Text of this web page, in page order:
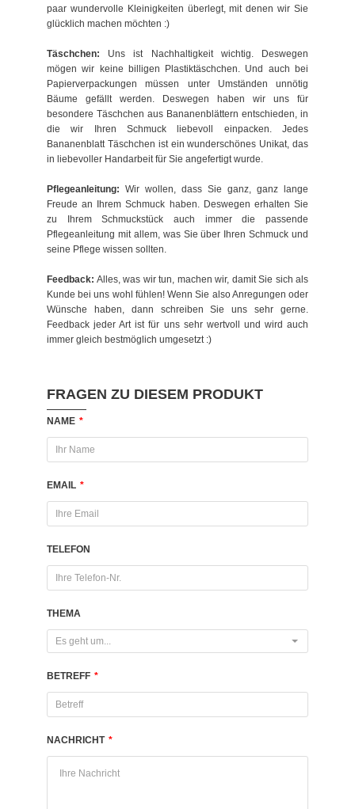
FRAGEN ZU DIESEM PRODUKT
NAME *
EMAIL *
TELEFON
THEMA
Es geht um...
BETREFF *
NACHRICHT *
paar wundervolle Kleinigkeiten überlegt, mit denen wir Sie
glücklich machen möchten :)
Täschchen: Uns ist Nachhaltigkeit wichtig. Deswegen
mögen wir keine billigen Plastiktäschchen. Und auch bei
Papierverpackungen müssen unter Umständen unnötig
Bäume gefällt werden. Deswegen haben wir uns für
besondere Täschchen aus Bananenblättern entschieden, in
die wir Ihren Schmuck liebevoll einpacken. Jedes
Bananenblatt Täschchen ist ein wunderschönes Unikat, das
in liebevoller Handarbeit für Sie angefertigt wurde.
Pflegeanleitung: Wir wollen, dass Sie ganz, ganz lange
Freude an Ihrem Schmuck haben. Deswegen erhalten Sie
zu Ihrem Schmuckstück auch immer die passende
Pflegeanleitung mit allem, was Sie über Ihren Schmuck und
seine Pflege wissen sollten.
Feedback: Alles, was wir tun, machen wir, damit Sie sich als
Kunde bei uns wohl fühlen! Wenn Sie also Anregungen oder
Wünsche haben, dann schreiben Sie uns sehr gerne.
Feedback jeder Art ist für uns sehr wertvoll und wird auch
immer gleich bestmöglich umgesetzt :)